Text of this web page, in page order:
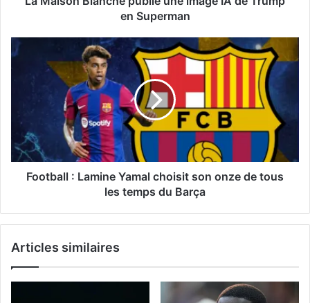
en Superman
Football : Lamine Yamal choisit son onze de tous
les temps du Barça
Articles similaires